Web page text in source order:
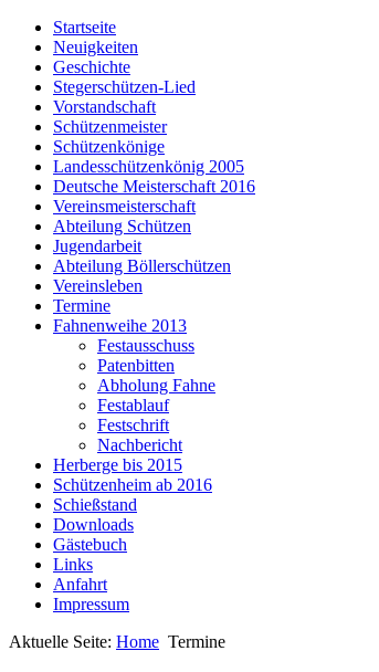
Startseite
Neuigkeiten
Geschichte
Stegerschützen-Lied
Vorstandschaft
Schützenmeister
Schützenkönige
Landesschützenkönig 2005
Deutsche Meisterschaft 2016
Vereinsmeisterschaft
Abteilung Schützen
Jugendarbeit
Abteilung Böllerschützen
Vereinsleben
Termine
Fahnenweihe 2013
Festausschuss
Patenbitten
Abholung Fahne
Festablauf
Festschrift
Nachbericht
Herberge bis 2015
Schützenheim ab 2016
Schießstand
Downloads
Gästebuch
Links
Anfahrt
Impressum
Aktuelle Seite: Home Termine